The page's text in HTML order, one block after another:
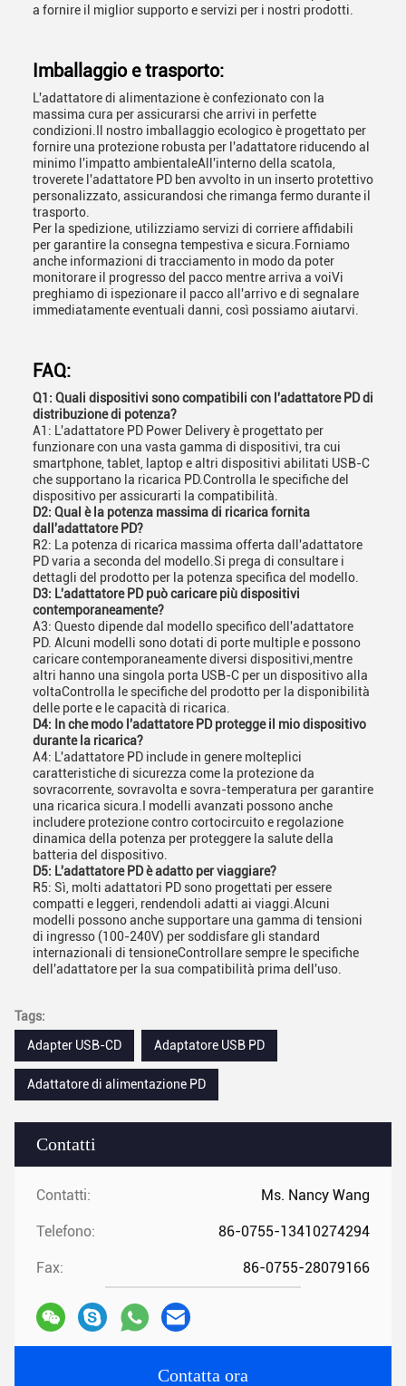
Contatti
Contatti: Ms. Nancy Wang
Telefono: 86-0755-13410274294
Fax: 86-0755-28079166
Contatta ora
a fornire il miglior supporto e servizi per i nostri prodotti.
Imballaggio e trasporto:
L'adattatore di alimentazione è confezionato con la
massima cura per assicurarsi che arrivi in perfette
condizioni.Il nostro imballaggio ecologico è progettato per
fornire una protezione robusta per l'adattatore riducendo al
minimo l'impatto ambientaleAll'interno della scatola,
troverete l'adattatore PD ben avvolto in un inserto protettivo
personalizzato, assicurandosi che rimanga fermo durante il
trasporto.
Per la spedizione, utilizziamo servizi di corriere affidabili
per garantire la consegna tempestiva e sicura.Forniamo
anche informazioni di tracciamento in modo da poter
monitorare il progresso del pacco mentre arriva a voiVi
preghiamo di ispezionare il pacco all'arrivo e di segnalare
immediatamente eventuali danni, così possiamo aiutarvi.
FAQ:
Q1: Quali dispositivi sono compatibili con l'adattatore PD di
distribuzione di potenza?
A1: L'adattatore PD Power Delivery è progettato per
funzionare con una vasta gamma di dispositivi, tra cui
smartphone, tablet, laptop e altri dispositivi abilitati USB-C
che supportano la ricarica PD.Controlla le specifiche del
dispositivo per assicurarti la compatibilità.
D2: Qual è la potenza massima di ricarica fornita
dall'adattatore PD?
R2: La potenza di ricarica massima offerta dall'adattatore
PD varia a seconda del modello.Si prega di consultare i
dettagli del prodotto per la potenza specifica del modello.
D3: L'adattatore PD può caricare più dispositivi
contemporaneamente?
A3: Questo dipende dal modello specifico dell'adattatore
PD. Alcuni modelli sono dotati di porte multiple e possono
caricare contemporaneamente diversi dispositivi,mentre
altri hanno una singola porta USB-C per un dispositivo alla
voltaControlla le specifiche del prodotto per la disponibilità
delle porte e le capacità di ricarica.
D4: In che modo l'adattatore PD protegge il mio dispositivo
durante la ricarica?
A4: L'adattatore PD include in genere molteplici
caratteristiche di sicurezza come la protezione da
sovracorrente, sovravolta e sovra-temperatura per garantire
una ricarica sicura.I modelli avanzati possono anche
includere protezione contro cortocircuito e regolazione
dinamica della potenza per proteggere la salute della
batteria del dispositivo.
D5: L'adattatore PD è adatto per viaggiare?
R5: Sì, molti adattatori PD sono progettati per essere
compatti e leggeri, rendendoli adatti ai viaggi.Alcuni
modelli possono anche supportare una gamma di tensioni
di ingresso (100-240V) per soddisfare gli standard
internazionali di tensioneControllare sempre le specifiche
dell'adattatore per la sua compatibilità prima dell'uso.
Tags:
Adapter USB-CD
Adaptatore USB PD
Adattatore di alimentazione PD